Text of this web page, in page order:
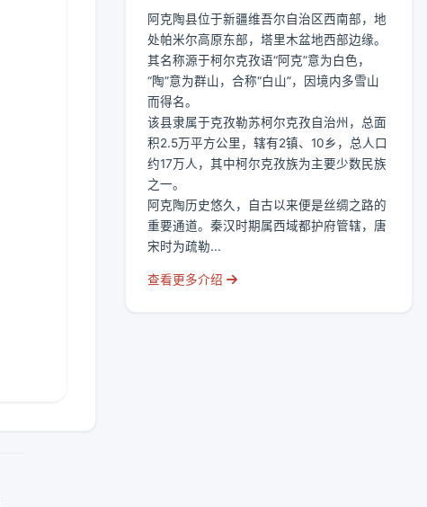
阿克陶县位于新疆维吾尔自治区西南部，地
处帕米尔高原东部，塔里木盆地西部边缘。
其名称源于柯尔克孜语“阿克”意为白色，
“陶”意为群山，合称“白山”，因境内多雪山
而得名。
该县隶属于克孜勒苏柯尔克孜自治州，总面
积2.5万平方公里，辖有2镇、10乡，总人口
约17万人，其中柯尔克孜族为主要少数民族
之一。
阿克陶历史悠久，自古以来便是丝绸之路的
重要通道。秦汉时期属西域都护府管辖，唐
宋时为疏勒...
查看更多介绍